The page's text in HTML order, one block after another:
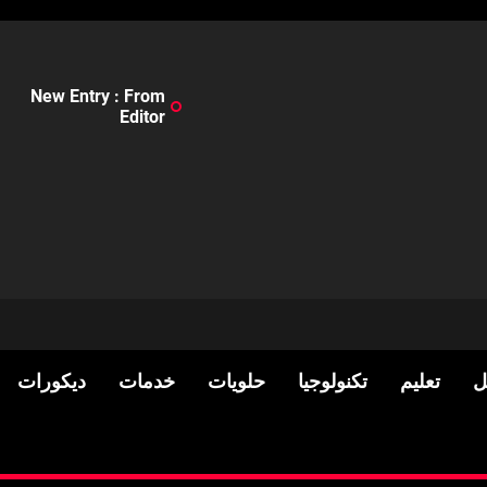
New Entry : From
Editor
تعليم تكنولوجيا حلويات خدمات ديكورات